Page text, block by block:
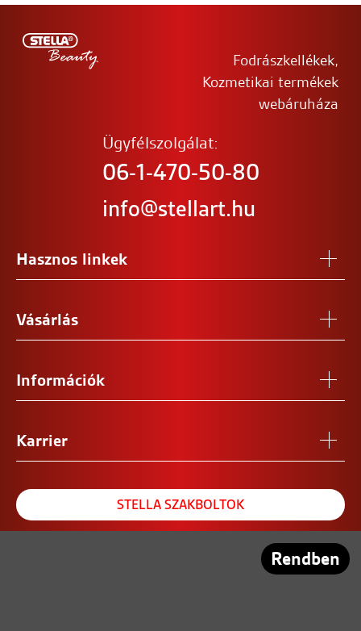
Fodrászkellékek,
Kozmetikai termékek
webáruháza
Ügyfélszolgálat:
06-1-470-50-80
info@stellart.hu
Hasznos linkek
Vásárlás
Információk
Karrier
STELLA SZAKBOLTOK
Rendben